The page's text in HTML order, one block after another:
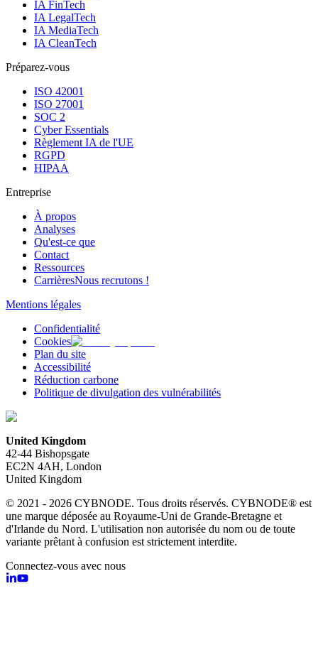
IA FinTech
IA LegalTech
IA MediaTech
IA CleanTech
Préparez-vous
ISO 42001
ISO 27001
SOC 2
Cyber Essentials
Règlement IA de l'UE
RGPD
HIPAA
Entreprise
À propos
Analyses
Qu'est-ce que
Contact
Ressources
CarrièresNous recrutons !
Mentions légales
Confidentialité
Cookies
Plan du site
Accessibilité
Réduction carbone
Politique de divulgation des vulnérabilités
United Kingdom
42-44 Bishopsgate
EC2N 4AH, London
United Kingdom
© 2021 - 2026 CYBNODE. Tous droits réservés. CYBNODE® est
une marque déposée au Royaume-Uni de Grande-Bretagne et
d'Irlande du Nord. L'utilisation non autorisée du nom ou de toute
variante prêtant à confusion est strictement interdite.
Connectez-vous avec nous